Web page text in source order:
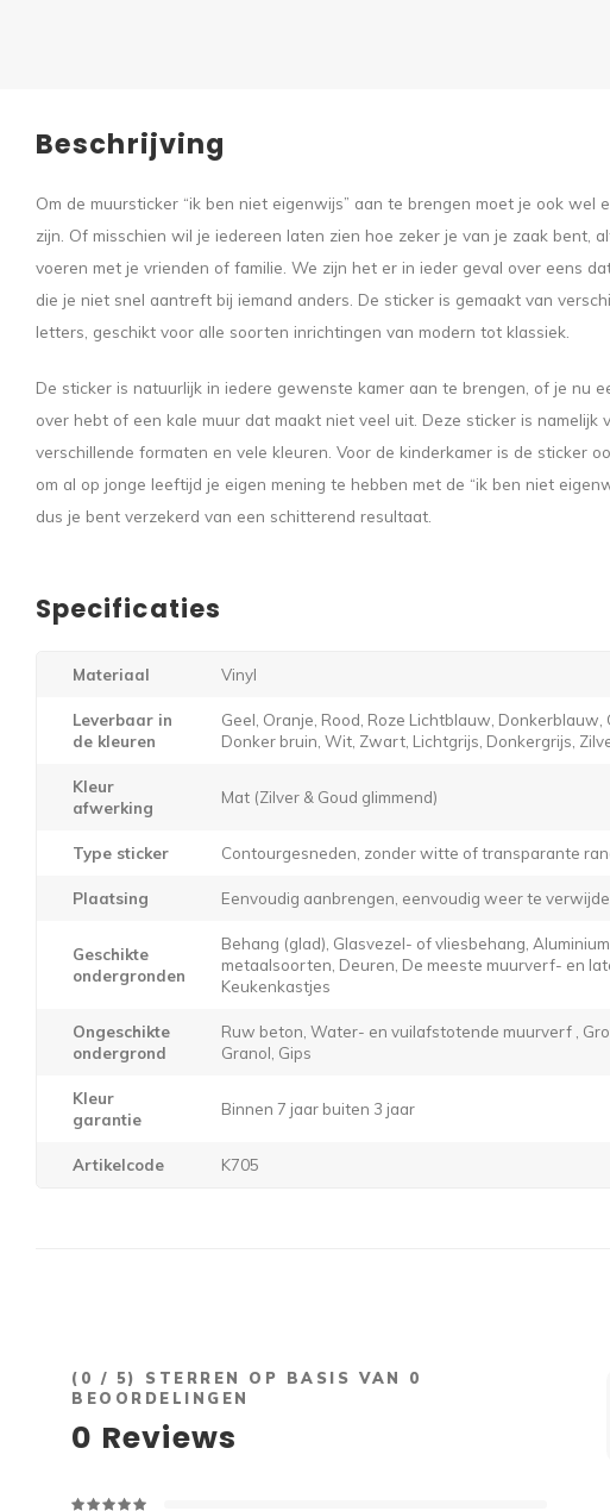
Beschrijving
Om de muursticker “ik ben niet eigenwijs” aan te brengen moet je ook wel
zijn. Of misschien wil je iedereen laten zien hoe zeker je van je zaak bent,
voeren met je vrienden of familie. We zijn het er in ieder geval over eens
die je niet snel aantreft bij iemand anders. De sticker is gemaakt van
letters, geschikt voor alle soorten inrichtingen van modern tot klassiek.
De sticker is natuurlijk in iedere gewenste kamer aan te brengen, of je nu
over hebt of een kale muur dat maakt niet veel uit. Deze sticker is namelijk
verschillende formaten en vele kleuren. Voor de kinderkamer is de sticker
om al op jonge leeftijd je eigen mening te hebben met de “ik ben niet
dus je bent verzekerd van een schitterend resultaat.
Specificaties
Materiaal Vinyl
Leverbaar in
de kleuren
Geel, Oranje, Rood, Roze Lichtblauw, Donkerblauw,
Donker bruin, Wit, Zwart, Lichtgrijs, Donkergrijs,
Kleur
afwerking
Mat (Zilver & Goud glimmend)
Type sticker Contourgesneden, zonder witte of transparante
Plaatsing Eenvoudig aanbrengen, eenvoudig weer te
Geschikte
ondergronden
Behang (glad), Glasvezel- of vliesbehang,
metaalsoorten, Deuren, De meeste muurverf- en
Keukenkastjes
Ongeschikte
ondergrond
Ruw beton, Water- en vuilafstotende muurverf ,
Granol, Gips
Kleur
garantie
Binnen 7 jaar buiten 3 jaar
Artikelcode K705
( 0 / 5) STERREN OP BASIS VAN 0
BEOORDELINGEN
0 Reviews